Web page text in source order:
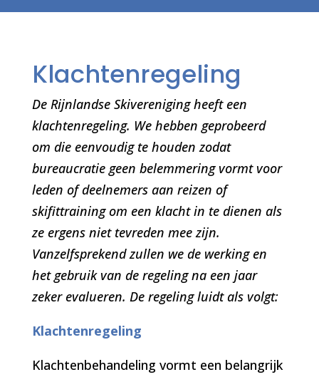
Klachtenregeling
De Rijnlandse Skivereniging heeft een
klachtenregeling. We hebben geprobeerd
om die eenvoudig te houden zodat
bureaucratie geen belemmering vormt voor
leden of deelnemers aan reizen of
skifittraining om een klacht in te dienen als
ze ergens niet tevreden mee zijn.
Vanzelfsprekend zullen we de werking en
het gebruik van de regeling na een jaar
zeker evalueren. De regeling luidt als volgt:
Klachtenregeling
Klachtenbehandeling vormt een belangrijk